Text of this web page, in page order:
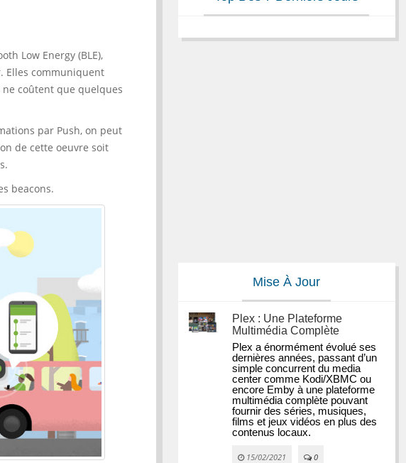
Low Energy (BLE),
Elles communiquent
coûtent que quelques
par Push, on peut
de cette oeuvre soit
beacons.
Mise À Jour
Plex : Une Plateforme
Multimédia Complète
Plex a énormément évolué ses
dernières années, passant d’un
simple concurrent du media
center comme Kodi/XBMC ou
encore Emby à une plateforme
multimédia complète pouvant
fournir des séries, musiques,
films et jeux vidéos en plus des
contenus locaux.
15/02/2021 0